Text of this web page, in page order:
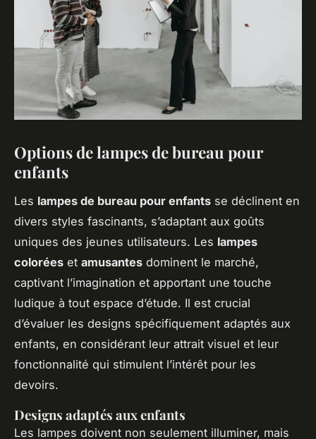
Options de lampes de bureau pour
enfants
Les lampes de bureau pour enfants se déclinent en
divers styles fascinants, s’adaptant aux goûts
uniques des jeunes utilisateurs. Les lampes
colorées et amusantes dominent le marché,
captivant l’imagination et apportant une touche
ludique à tout espace d’étude. Il est crucial
d’évaluer les designs spécifiquement adaptés aux
enfants, en considérant leur attrait visuel et leur
fonctionnalité qui stimulent l’intérêt pour les
devoirs.
Designs adaptés aux enfants
Les lampes doivent non seulement illuminer, mais